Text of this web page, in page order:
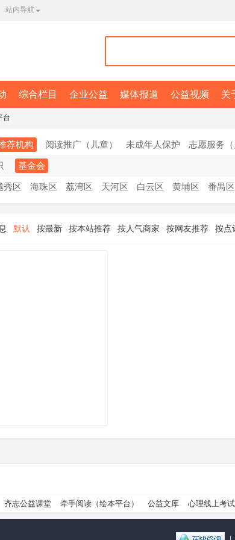
站内导航
综合栏目 企业公益 媒体报道 公益视频 关
台
荐机构 阅读推广（儿童） 未成年人保护 志愿服务（
基金会
秀区 海珠区 荔湾区 天河区 白云区 黄埔区 番禺区
默认 按最新 按本站推荐 按人气商家 按网友推荐 按点
齐志公益课堂 牵手阅读（绘本平台） 公益文库 心理线上考试